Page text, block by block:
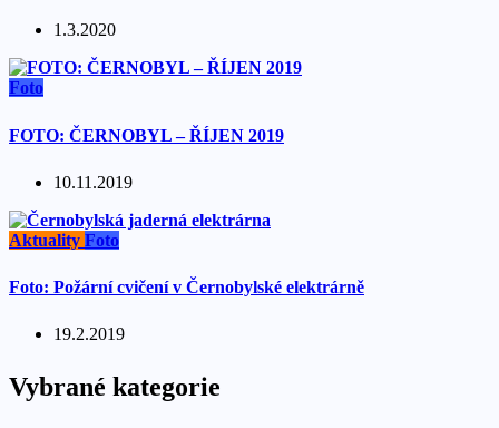
1.3.2020
Foto
FOTO: ČERNOBYL – ŘÍJEN 2019
10.11.2019
Aktuality Foto
Foto: Požární cvičení v Černobylské elektrárně
19.2.2019
Vybrané kategorie